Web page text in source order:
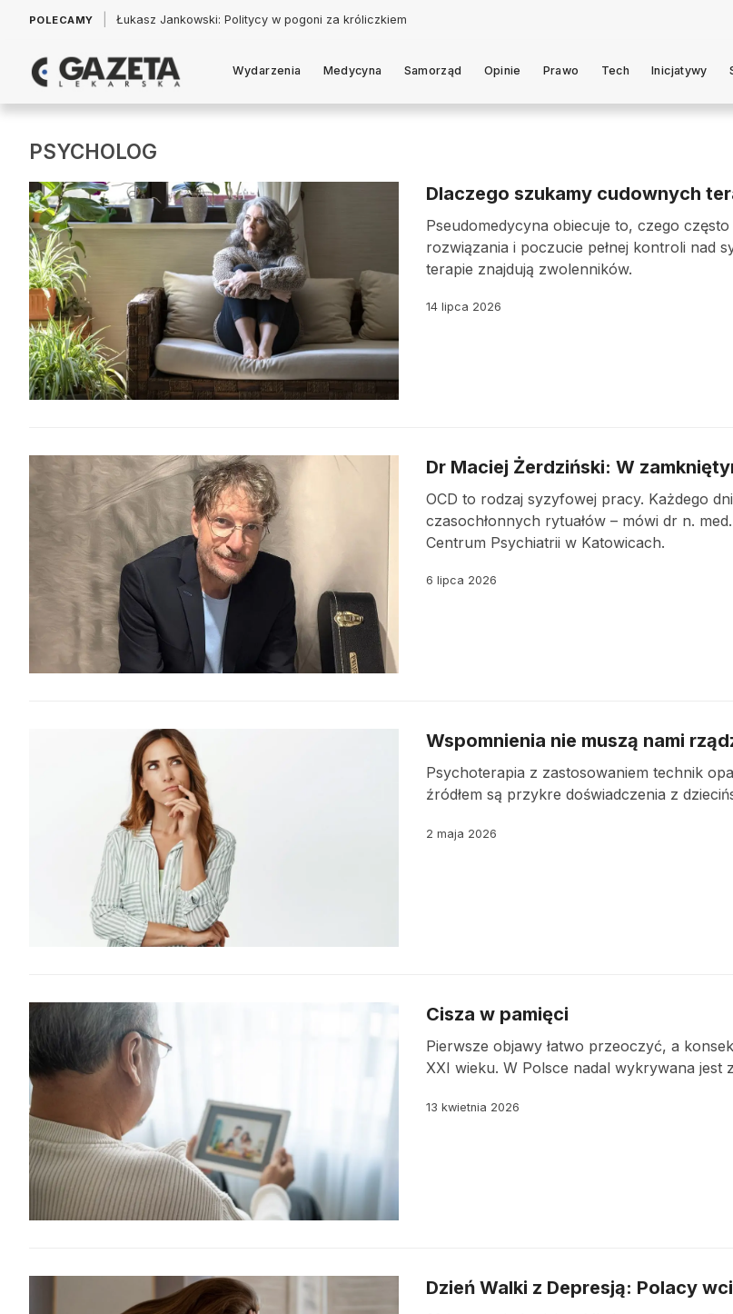
POLECAMY Łukasz Jankowski: Politycy w pogoni za króliczkiem
Wydarzenia Medycyna Samorząd Opinie Prawo Tech Inicjatywy
PSYCHOLOG
Dlaczego szukamy cudownych
Pseudomedycyna obiecuje to, czego
rozwiązania i poczucie pełnej kontroli nad
terapie znajdują zwolenników.
14 lipca 2026
Dr Maciej Żerdziński: W
OCD to rodzaj syzyfowej pracy. Każdego
czasochłonnych rytuałów – mówi dr n.
Centrum Psychiatrii w Katowicach.
6 lipca 2026
Wspomnienia nie muszą nami
Psychoterapia z zastosowaniem technik
źródłem są przykre doświadczenia z
2 maja 2026
Cisza w pamięci
Pierwsze objawy łatwo przeoczyć, a
XXI wieku. W Polsce nadal wykrywana jest
13 kwietnia 2026
Dzień Walki z Depresją: Polacy